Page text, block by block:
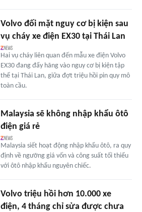
Volvo đối mặt nguy cơ bị kiện sau
vụ cháy xe điện EX30 tại Thái Lan
Hai vụ cháy liên quan đến mẫu xe điện Volvo
EX30 đang đẩy hãng vào nguy cơ bị kiện tập
thể tại Thái Lan, giữa đợt triệu hồi pin quy mô
toàn cầu.
Malaysia sẽ không nhập khẩu ôtô
điện giá rẻ
Malaysia siết hoạt động nhập khẩu ôtô, ra quy
định về ngưỡng giá vốn và công suất tối thiểu
với ôtô nhập khẩu nguyên chiếc.
Volvo triệu hồi hơn 10.000 xe
điện, 4 tháng chỉ sửa được chưa